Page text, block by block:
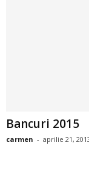
Bancuri 2015
carmen - aprilie 21,